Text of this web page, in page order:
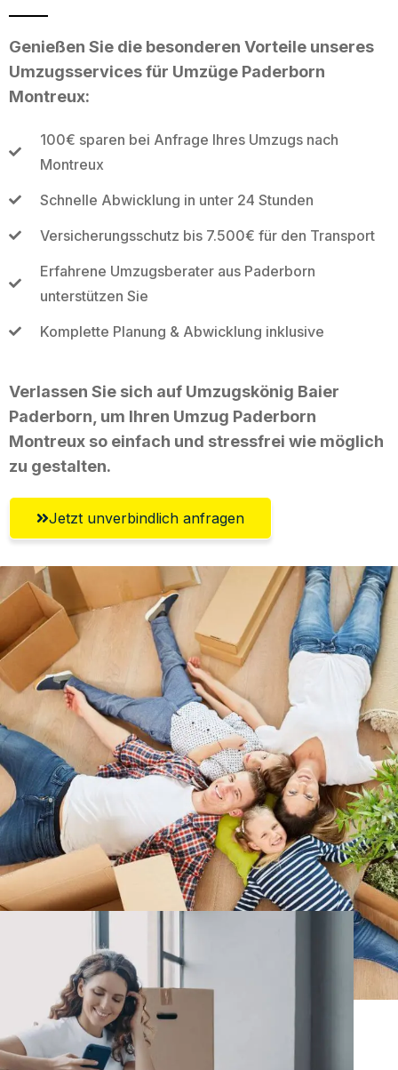
Genießen Sie die besonderen Vorteile unseres
Umzugsservices für Umzüge Paderborn
Montreux:
100€ sparen bei Anfrage Ihres Umzugs nach
Montreux
Schnelle Abwicklung in unter 24 Stunden
Versicherungsschutz bis 7.500€ für den Transport
Erfahrene Umzugsberater aus Paderborn
unterstützen Sie
Komplette Planung & Abwicklung inklusive
Verlassen Sie sich auf Umzugskönig Baier
Paderborn, um Ihren Umzug Paderborn
Montreux so einfach und stressfrei wie möglich
zu gestalten.
Jetzt unverbindlich anfragen